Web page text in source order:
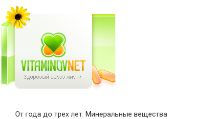
От года до трех лет: Минеральные вещества